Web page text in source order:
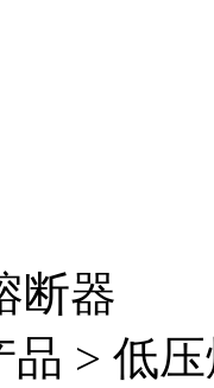
断器
品 > 低